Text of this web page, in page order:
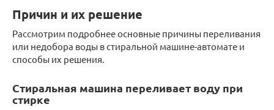
Причин и их решение
Рассмотрим подробнее основные причины переливания
или недобора воды в стиральной машине-автомате и
способы их решения.
Стиральная машина переливает воду при
стирке